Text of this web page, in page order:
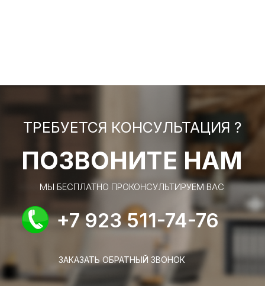
ТРЕБУЕТСЯ КОНСУЛЬТАЦИЯ ?
ПОЗВОНИТЕ НАМ
МЫ БЕСПЛАТНО ПРОКОНСУЛЬТИРУЕМ ВАС
+7 923 511-74-76
ЗАКАЗАТЬ ОБРАТНЫЙ ЗВОНОК